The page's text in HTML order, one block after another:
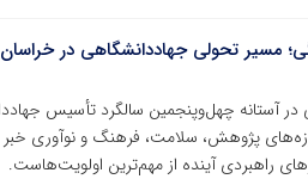
مسیر تحولی جهاددانشگاهی در
آستانه چهل‌وپنجمین سالگرد تأسیس
پژوهش، سلامت، فرهنگ و نوآوری
راهبردی آینده از مهم‌ترین اولویت‌هاست.